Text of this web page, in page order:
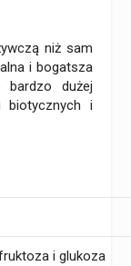
niż sam
i bogatsza
dużej
biotycznych i
i glukoza